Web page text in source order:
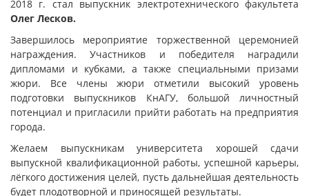
2018 г. стал выпускник электротехнического факультета
Олег Лесков.
Завершилось мероприятие торжественной церемонией
награждения. Участников и победителя наградили
дипломами и кубками, а также специальными призами
жюри. Все члены жюри отметили высокий уровень
подготовки выпускников КнАГУ, большой личностный
потенциал и пригласили прийти работать на предприятия
города.
Желаем выпускникам университета хорошей сдачи
выпускной квалификационной работы, успешной карьеры,
лёгкого достижения целей, пусть дальнейшая деятельность
будет плодотворной и приносящей результаты.